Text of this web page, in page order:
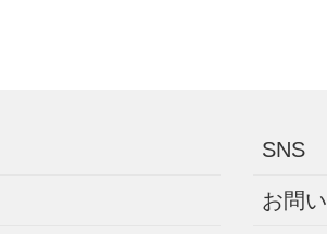
SNS
お問